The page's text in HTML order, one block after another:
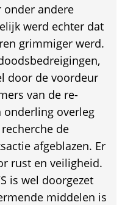
onder andere
werd echter dat
grimmiger werd.
door de voordeur
van de re-
onderling overleg
de
afgeblazen. Er
rust en veiligheid.
is wel doorgezet
middelen is